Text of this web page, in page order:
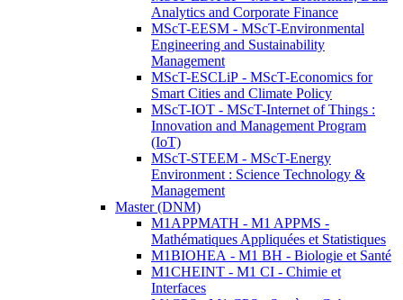
Analytics and Corporate Finance
MScT-EESM - MScT-Environmental
Engineering and Sustainability
Management
MScT-ESCLiP - MScT-Economics for
Smart Cities and Climate Policy
MScT-IOT - MScT-Internet of Things :
Innovation and Management Program
(IoT)
MScT-STEEM - MScT-Energy
Environment : Science Technology &
Management
Master (DNM)
M1APPMATH - M1 APPMS -
Mathématiques Appliquées et Statistiques
M1BIOHEA - M1 BH - Biologie et Santé
M1CHEINT - M1 CI - Chimie et
Interfaces